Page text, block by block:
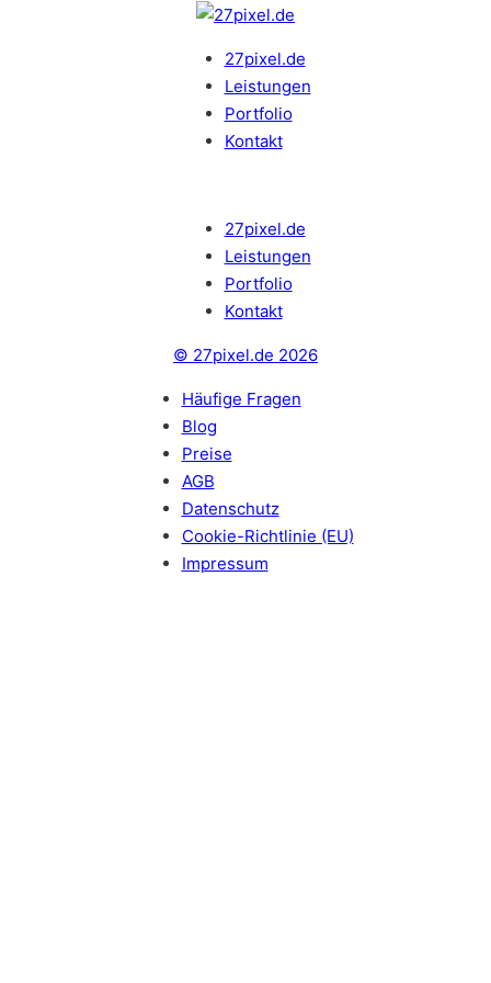
27pixel.de
Leistungen
Portfolio
Kontakt
27pixel.de
Leistungen
Portfolio
Kontakt
© 27pixel.de 2026
Häufige Fragen
Blog
Preise
AGB
Datenschutz
Cookie-Richtlinie (EU)
Impressum